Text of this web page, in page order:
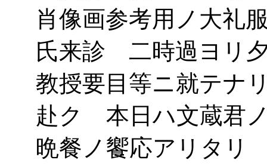
肖像画参考用ノ大礼
氏来診 二時過ヨリ
教授要目等ニ就テナ
赴ク 本日ハ文蔵君
晩餐ノ饗応アリタ